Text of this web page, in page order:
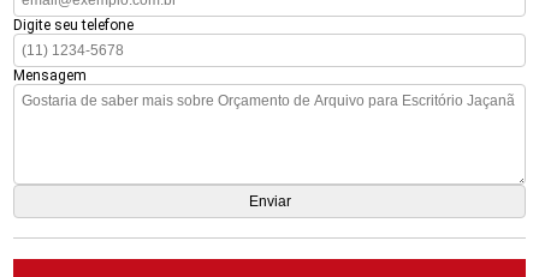
Digite seu telefone
Mensagem